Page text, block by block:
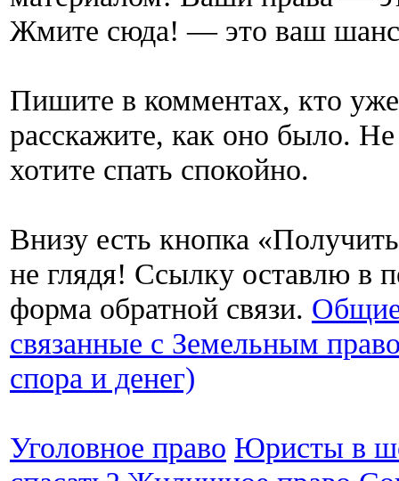
Жмите сюда! — это ваш шанс
Пишите в комментах, кто
расскажите, как оно было.
хотите спать спокойно.
Внизу есть кнопка
не глядя! Ссылку оставлю в
форма обратной связи.
связанные с Земельным
спора и денег)
Уголовное право Юристы в